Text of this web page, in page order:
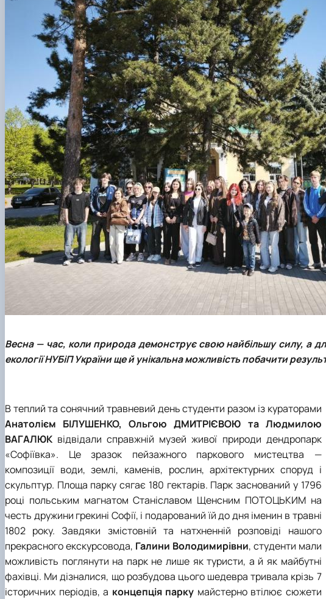
Відомі постаті факультету
ІІ етап Всеукраїнської олімпіади з дисципліни "Загальна екологія"
Весна — час, коли природа демонструє свою найбільшу силу, а
екології НУБіП України ще й унікальна можливість побачити
В теплий та сонячний травневий день студенти разом із кураторами
Анатолієм БІЛУШЕНКО, Ольгою ДМИТРІЄВОЮ та Людмилою
ВАГАЛЮК відвідали справжній музей живої природи дендропарк
«Софіївка». Це зразок пейзажного паркового мистецтва —
композиції води, землі, каменів, рослин, архітектурних споруд і
скульптур. Площа парку сягає 180 гектарів. Парк заснований у 1796
році польським магнатом Станіславом Щенсним ПОТОЦЬКИМ на
честь дружини грекині Софії, і подарований їй до дня іменин в травні
1802 року. Завдяки змістовній та натхненній розповіді нашого
прекрасного екскурсовода, Галини Володимирівни, студенти мали
можливість поглянути на парк не лише як туристи, а й як майбутні
фахівці. Ми дізналися, що розбудова цього шедевра тривала крізь 7
історичних періодів, а концепція парку майстерно втілює сюжети